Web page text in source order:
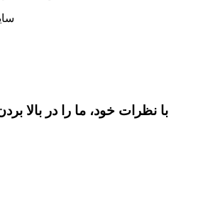
سایز:
با نظرات خود، ما را در بالا